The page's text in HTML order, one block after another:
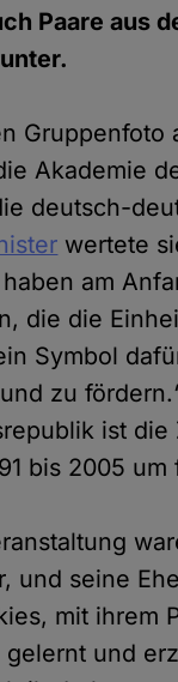
Paare aus
Gruppenfoto
Akademie
deutsch-
wertete
am
die die
Symbol
zu
ist
bis 2005
und seine
mit ihrem
und